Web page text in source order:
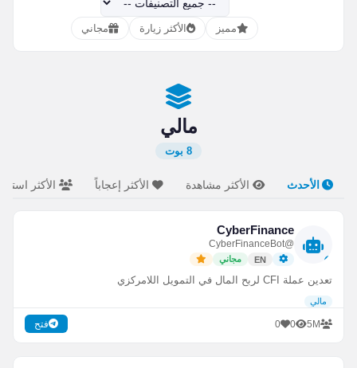
مميز الأكثر زيارة مجاني
مالي
8 بوت
الأحدث الأكثر مشاهدة الأكثر إعجاباً الأكثر
CyberFinance
@CyberFinanceBot
EN مجاني
تعدين عملة CFI لربح المال في التمويل اللامركزي
مالي
5M
0
0 فتح